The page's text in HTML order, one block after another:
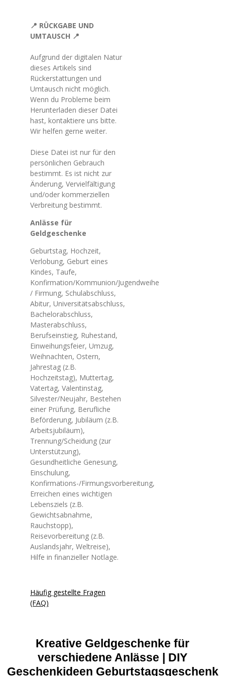
📍 RÜCKGABE UND
UMTAUSCH 📍
Aufgrund der digitalen Natur
dieses Artikels sind
Rückerstattungen und
Umtausch nicht möglich.
Wenn du Probleme beim
Herunterladen dieser Datei
hast, kontaktiere uns bitte.
Wir helfen gerne weiter.
Diese Datei ist nur für den
persönlichen Gebrauch
bestimmt. Es ist nicht zur
Änderung, Vervielfältigung
und/oder kommerziellen
Verbreitung bestimmt.
Anlässe für
Geldgeschenke
Geburtstag, Hochzeit,
Verlobung, Geburt eines
Kindes, Taufe,
Konfirmation/Kommunion/Jugendweihe
/ Firmung, Schulabschluss,
Abitur, Universitätsabschluss,
Bachelorabschluss,
Masterabschluss,
Berufseinstieg, Ruhestand,
Einweihungsfeier, Umzug,
Weihnachten, Ostern,
Jahrestag (z.B.
Hochzeitstag), Muttertag,
Vatertag, Valentinstag,
Silvester/Neujahr, Bestehen
einer Prüfung, Berufliche
Beförderung, Jubiläum (z.B.
Arbeitsjubiläum),
Trennung/Scheidung (zur
Unterstützung),
Gesundheitliche Genesung,
Einschulung,
Konfirmations-/Firmungsvorbereitung,
Erreichen eines wichtigen
Lebensziels (z.B.
Gewichtsabnahme,
Rauchstopp),
Reisevorbereitung (z.B.
Auslandsjahr, Weltreise),
Hilfe in finanzieller Notlage.
Häufig gestellte Fragen
(FAQ)
Kreative Geldgeschenke für
verschiedene Anlässe | DIY
Geschenkideen Geburtstagsgeschenk